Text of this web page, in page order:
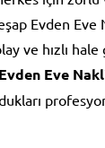
Evden
ve hızlı
Eve